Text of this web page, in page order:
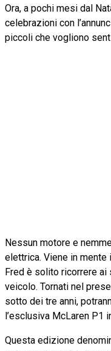
Ora, a pochi mesi dal
celebrazioni con
piccoli che vogliono
Nessun motore e
elettrica. Viene in
Fred è solito ricorrere ai
veicolo. Tornati nel
sotto dei tre anni,
l’esclusiva McLaren P1
Questa edizione